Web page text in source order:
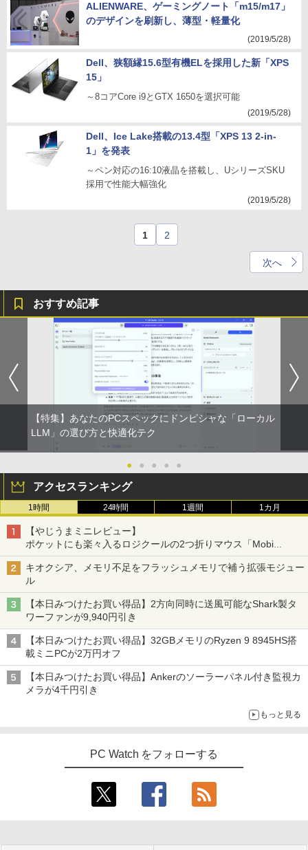
ALIENWARE、ゲーミングノート「m15/m17」
のデザインを刷新し、薄型・軽量化
(2019/5/28)
Dell、狭額縁15.6型有機ELを採用した新「XPS
15」
～8コアCore i9とGTX 1650を選択可能
(2019/5/28)
Dell、Ice Lake搭載の13.4型「XPS 13 2-in-
1」を発表
～ペン対応の16:10液晶を搭載し、UシリーズSKU
採用で性能大幅強化
(2019/5/28)
1 2
次へ
おすすめ記事
【特集】あなたのPCスペックにドンピシャな「ローカル
LLM」の選び方と快適化テク
● ● ● ● ●
アクセスランキング
1時間 24時間 1週間 1カ月
【やじうまミニレビュー】
ポケットにも楽々入るロジクールの2つ折りマウス「Mobi
Fold」。その気になるギミックとは？
キオクシア、メモリ不足をフラッシュメモリで補う拡張モジュー
ル
【本日みつけたお買い得品】2方向同時に送風可能なShark製タ
ワーファンが9,940円引き
【本日みつけたお買い得品】32GBメモリのRyzen 9 8945HS搭
載ミニPCが2万円オフ
【本日みつけたお買い得品】Ankerのソーラーパネル付き監視カ
メラが4千円引き
もっと見る
PC Watch をフォローする